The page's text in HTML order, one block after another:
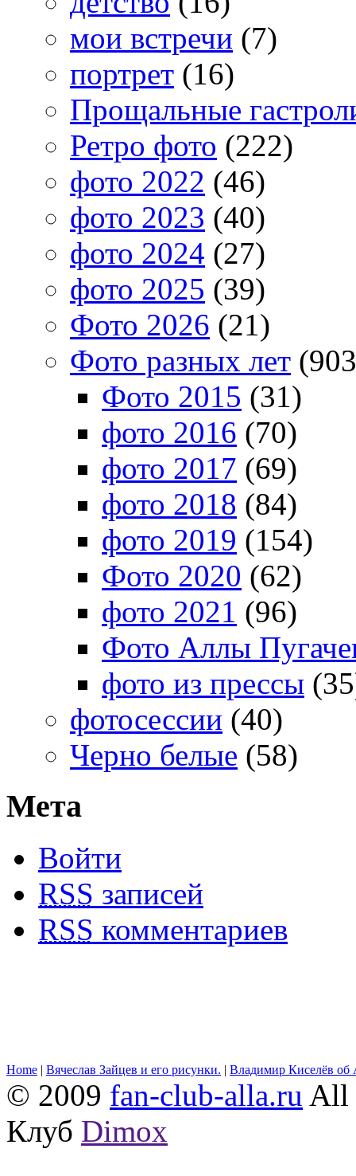
мои встречи (7)
портрет (16)
Прощальные
Ретро фото (222)
фото 2022 (46)
фото 2023 (40)
фото 2024 (27)
фото 2025 (39)
Фото 2026 (21)
Фото разных лет
Фото 2015 (31)
фото 2016 (70)
фото 2017 (69)
фото 2018 (84)
фото 2019 (154)
Фото 2020 (62)
фото 2021 (96)
Фото Аллы
фото из прессы
фотосессии (40)
Черно белые (58)
Мета
Войти
RSS записей
RSS комментариев
Home | Вячеслав Зайцев и его рисунки. | Владимир Киселёв об
© 2009 fan-club-alla.ru All
Клуб Dimox